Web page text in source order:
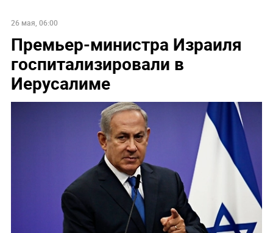
26 мая, 06:00
Премьер-министра Израиля
госпитализировали в
Иерусалиме